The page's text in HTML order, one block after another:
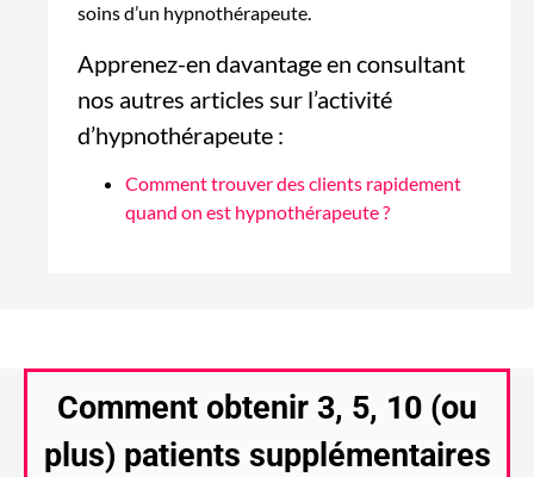
soins d’un hypnothérapeute.
Apprenez-en davantage en consultant
nos autres articles sur l’activité
d’hypnothérapeute :
Comment trouver des clients rapidement
quand on est hypnothérapeute ?
Comment obtenir 3, 5, 10 (ou
plus) patients supplémentaires